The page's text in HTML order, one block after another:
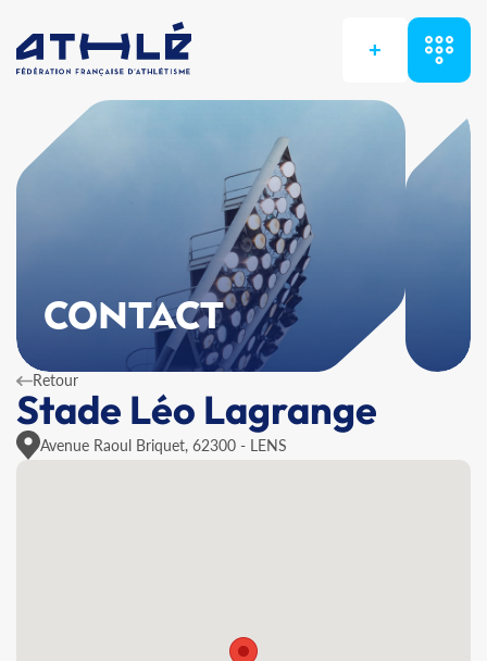
+
CONTACT
Retour
Stade Léo Lagrange
Avenue Raoul Briquet, 62300 - LENS